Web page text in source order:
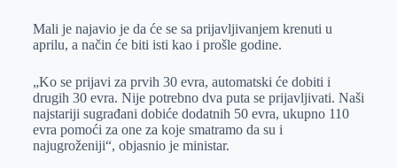
Mali je najavio je da će se sa prijavljivanjem krenuti u
aprilu, a način će biti isti kao i prošle godine.
„Ko se prijavi za prvih 30 evra, automatski će dobiti i
drugih 30 evra. Nije potrebno dva puta se prijavljivati. Naši
najstariji sugrađani dobiće dodatnih 50 evra, ukupno 110
evra pomoći za one za koje smatramo da su i
najugroženiji“, objasnio je ministar.